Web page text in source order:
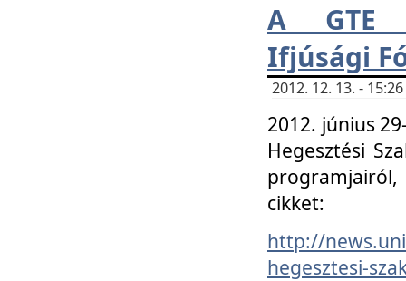
A GTE
Ifjúsági
2012. 12. 13. -
2012. június
Hegesztési
cikket:
http://
hegesztesi-